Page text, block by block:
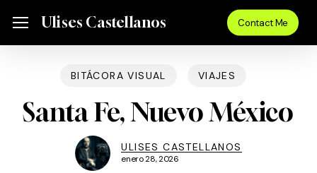
MenuUlises Castellanos Contact Me
BITÁCORA VISUAL VIAJES
Santa Fe, Nuevo México
ULISES CASTELLANOS
enero 28, 2026